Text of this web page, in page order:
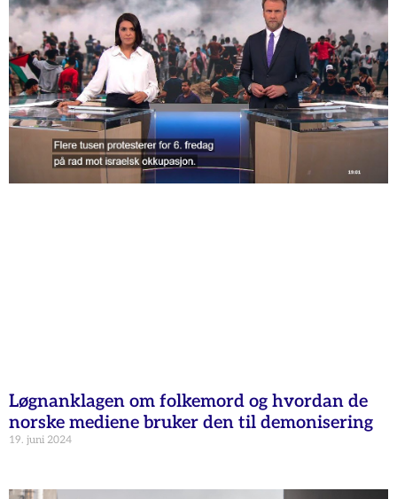
Løgnanklagen om folkemord og hvordan de
norske mediene bruker den til demonisering
19. juni 2024